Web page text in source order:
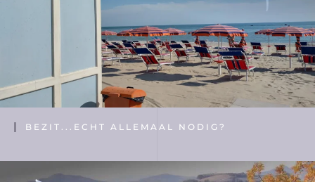
BEZIT...ECHT ALLEMAAL NODIG?